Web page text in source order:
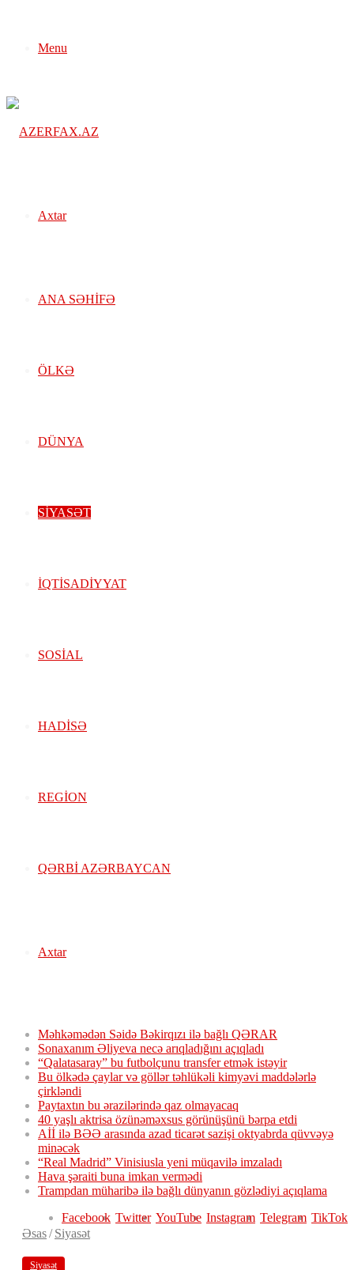
Menu
Axtar
ANA SƏHIFƏ
ÖLKƏ
DÜNYA
SIYASƏT
İQTISADIYYAT
SOSIAL
HADISƏ
REGION
QƏRBİ AZƏRBAYCAN
Axtar
Məhkəmədən Səidə Bəkirqızı ilə bağlı QƏRAR
Sonaxanım Əliyeva necə arıqladığını açıqladı
“Qalatasaray” bu futbolçunu transfer etmək istəyir
Bu ölkədə çaylar və göllər təhlükəli kimyəvi maddələrlə
çirkləndi
Paytaxtın bu ərazilərində qaz olmayacaq
40 yaşlı aktrisa özünəməxsus görünüşünü bərpa etdi
Aİİ ilə BƏƏ arasında azad ticarət sazişi oktyabrda qüvvəyə
minəcək
“Real Madrid” Vinisiusla yeni müqavilə imzaladı
Hava şəraiti buna imkan vermədi
Trampdan müharibə ilə bağlı dünyanın gözlədiyi açıqlama
TikTok
Telegram
Instagram
YouTube
Twitter
Facebook
Əsas/ Siyasət
Siyasət